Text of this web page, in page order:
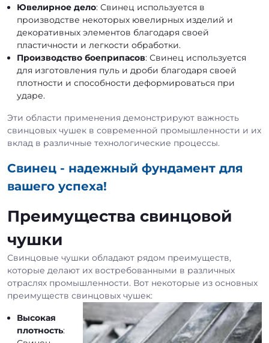
Ювелирное дело: Свинец используется в
производстве некоторых ювелирных изделий и
декоративных элементов благодаря своей
пластичности и легкости обработки.
Производство боеприпасов: Свинец используется
для изготовления пуль и дроби благодаря своей
плотности и способности деформироваться при
ударе.
Эти области применения демонстрируют важность
свинцовых чушек в современной промышленности и их
вклад в различные технологические процессы.
Свинец - надежный фундамент для
вашего успеха!
Преимущества свинцовой
чушки
Свинцовые чушки обладают рядом преимуществ,
которые делают их востребованными в различных
отраслях промышленности. Вот некоторые из основных
преимуществ свинцовых чушек:
Высокая
плотность: